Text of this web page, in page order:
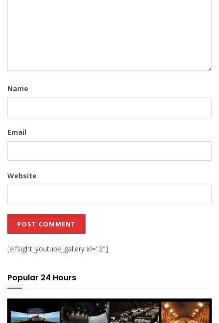
Name
Email
Website
[elfsight_youtube_gallery id="2"]
Popular 24 Hours